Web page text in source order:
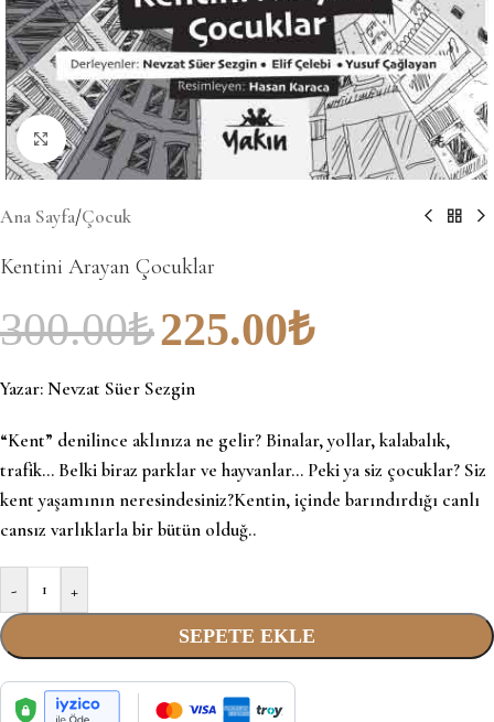
Büyütmek için tıklayın
Ana Sayfa/Çocuk
Kentini Arayan Çocuklar
300.00₺225.00₺
Yazar:Nevzat Süer Sezgin
“Kent” denilince aklınıza ne gelir? Binalar, yollar, kalabalık,
trafik… Belki biraz parklar ve hayvanlar… Peki ya siz çocuklar? Siz
kent yaşamının neresindesiniz?Kentin, içinde barındırdığı canlı
cansız varlıklarla bir bütün olduğ..
- +
SEPETE EKLE